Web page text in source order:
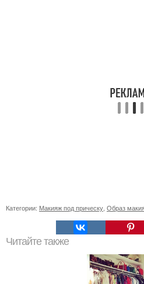
Категории: Макияж под прическу Образ
Читайте также